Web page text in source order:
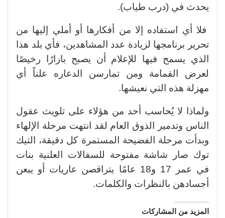
يحدث في (درب طياب).
فلا أي استفاده إلا من أفكارها أو أملي إليها من
تحرير برنامجها لزيادة عدد المشاهدين، فأي بلد هذا
الذي يسمح فيها للإعلام أن يصبح بازارًا رخيصًا
لعرض القمامة ومن تمارسن الدعاره علناً أي
مهزلة هذه التي نعيشها.
ولماذا لا يُحاسب أحد من هؤلاء على تلويث عقول
الناس وتدمير الذوق العام لقد انتهت مرحلة الإلهاء
وبدأت مرحلة الفضيحة المستمرة كل دقيقة، التيك
توك صار شاشة مفتوحة للسفالات العلنية بنات
في عمر 17 و18 عامًا يتراقصن عاريات أو يبعن
أجسادهن بالنظرات والكلمات.
المزيد من المشاركات